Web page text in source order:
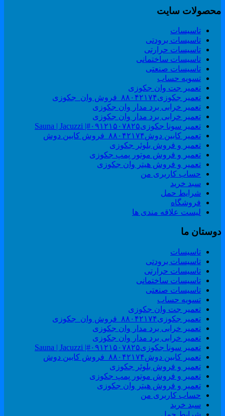
سایت
تاسیسات
تاسیسات برودتی
تاسیسات حرارتی
تاسیسات ساختمانی
تاسیسات صنعتی
تسویه حساب
تعمیر جت وان جکوزی
تعمیر جکوزی۸۸۰۴۲۱۷۴_فروش وان_جکوزی
تعمیر خرابی برد مدار وان جکوزی
تعمیر خرابی برد مدار وان جکوزی
تعمیر سونا جکوزی۰۹۱۲۱۵۰۷۸۲۵#| Sauna | Jacuzzi
تعمیر کابین دوش۸۸۰۴۲۱۷۴_فروش کابین دوش
تعمیر و فروش بلوئر جکوزی
تعمیر و فروش موتور پمپ جکوزی
تعمیر و فروش هیتر وان جکوزی
حساب کاربری من
سبد خرید
شرایط حمل
فروشگاه
لیست علاقه مندی ها
ما
تاسیسات
تاسیسات برودتی
تاسیسات حرارتی
تاسیسات ساختمانی
تاسیسات صنعتی
تسویه حساب
تعمیر جت وان جکوزی
تعمیر جکوزی۸۸۰۴۲۱۷۴_فروش وان_جکوزی
تعمیر خرابی برد مدار وان جکوزی
تعمیر خرابی برد مدار وان جکوزی
تعمیر سونا جکوزی۰۹۱۲۱۵۰۷۸۲۵#| Sauna | Jacuzzi
تعمیر کابین دوش۸۸۰۴۲۱۷۴_فروش کابین دوش
تعمیر و فروش بلوئر جکوزی
تعمیر و فروش موتور پمپ جکوزی
تعمیر و فروش هیتر وان جکوزی
حساب کاربری من
سبد خرید
شرایط حمل